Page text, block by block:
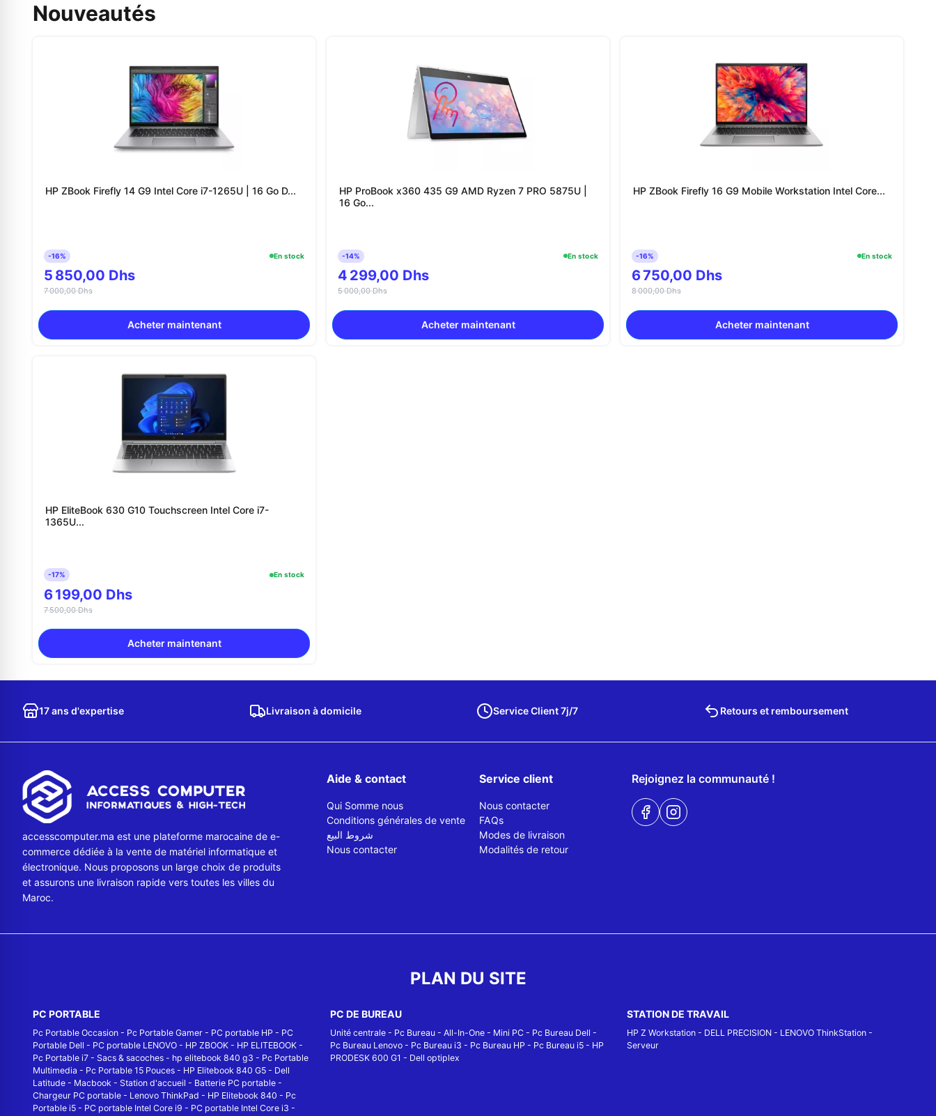
Nouveautés
HP ZBook Firefly 14 G9 Intel Core i7-1265U | 16 Go D...
-16% En stock
5 850,00 Dhs
7 000,00 Dhs
Acheter maintenant
HP ProBook x360 435 G9 AMD Ryzen 7 PRO 5875U |
16 Go...
-14% En stock
4 299,00 Dhs
5 000,00 Dhs
Acheter maintenant
HP ZBook Firefly 16 G9 Mobile Workstation Intel Core...
-16% En stock
6 750,00 Dhs
8 000,00 Dhs
Acheter maintenant
HP EliteBook 630 G10 Touchscreen Intel Core i7-
1365U...
-17% En stock
6 199,00 Dhs
7 500,00 Dhs
Acheter maintenant
17 ans d'expertise Livraison à domicile Service Client 7j/7 Retours et remboursement
accesscomputer.ma est une plateforme marocaine de e-
commerce dédiée à la vente de matériel informatique et
électronique. Nous proposons un large choix de produits
et assurons une livraison rapide vers toutes les villes du
Maroc.
Aide & contact
Qui Somme nous
Conditions générales de vente
شروط البيع
Nous contacter
Service client
Nous contacter
FAQs
Modes de livraison
Modalités de retour
Rejoignez la communauté !
PLAN DU SITE
PC PORTABLE
Pc Portable Occasion - Pc Portable Gamer - PC portable HP - PC
Portable Dell - PC portable LENOVO - HP ZBOOK - HP ELITEBOOK -
Pc Portable i7 - Sacs & sacoches - hp elitebook 840 g3 - Pc Portable
Multimedia - Pc Portable 15 Pouces - HP Elitebook 840 G5 - Dell
Latitude - Macbook - Station d'accueil - Batterie PC portable -
Chargeur PC portable - Lenovo ThinkPad - HP Elitebook 840 - Pc
Portable i5 - PC portable Intel Core i9 - PC portable Intel Core i3 -
PC DE BUREAU
Unité centrale- Pc Bureau- All-In-One- Mini PC- Pc Bureau Dell -
Pc Bureau Lenovo- Pc Bureau i3 - Pc Bureau HP - Pc Bureau i5- HP
PRODESK 600 G1 - Dell optiplex
STATION DE TRAVAIL
HP Z Workstation - DELL PRECISION - LENOVO ThinkStation -
Serveur